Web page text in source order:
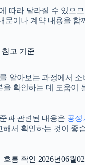
따라 달라질 수 있으
문이나 계약 내용을 함
참고 기준
알아보는 과정에서
을 확인하는 데 도움이
과 관련된 내용은 공정
해서 확인하는 것이 좋
름 확인 2026년06월